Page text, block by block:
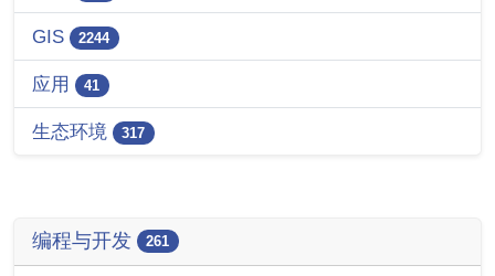
GIS 2244
应用 41
生态环境 317
编程与开发 261